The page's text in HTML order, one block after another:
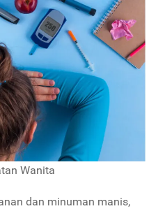
Wanita
dan minuman manis,